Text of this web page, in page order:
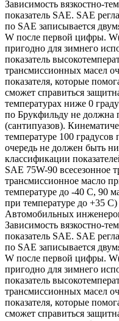
Зависимость вязкостно-
показатель SAE. SAE
по SAE записывается
W после первой цифры.
пригодно для зимнего
показатель
трансмиссионных масел
показателя, которые
сможет справиться
температурах ниже 0
по Брукфильду не должна
(сантипуазов).
температуре 100
очередь не должен быть
классификации
SAE 75W-90 всесезонное
трансмиссионное масло
температуре до -40 С, 90
при температуре до +35
Автомобильных
Зависимость вязкостно-
показатель SAE. SAE
по SAE записывается
W после первой цифры.
пригодно для зимнего
показатель
трансмиссионных масел
показателя, которые
сможет справиться